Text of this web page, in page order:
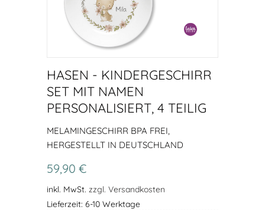
HASEN - KINDERGESCHIRR
SET MIT NAMEN
PERSONALISIERT, 4 TEILIG
MELAMINGESCHIRR BPA FREI,
HERGESTELLT IN DEUTSCHLAND
59,90 €
inkl. MwSt. zzgl. Versandkosten
Lieferzeit: 6-10 Werktage